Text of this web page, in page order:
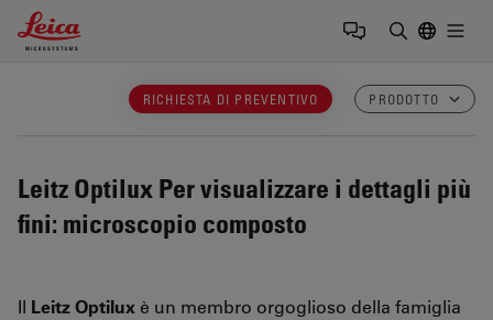
Leica Microsystems Logo
RICHIESTA DI PREVENTIVO PRODOTTO
Leitz Optilux Per visualizzare i dettagli più
fini: microscopio composto
Il Leitz Optilux è un membro orgoglioso della famiglia